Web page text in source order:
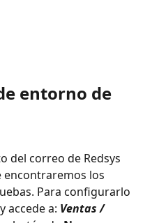
entorno de
del correo de Redsys
encontraremos los
Para configurarlo
accede a: Ventas /